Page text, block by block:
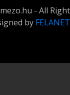
- All
by